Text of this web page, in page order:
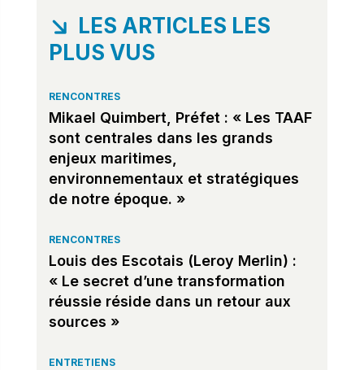
LES ARTICLES LES
PLUS VUS
RENCONTRES
Mikael Quimbert, Préfet : « Les TAAF
sont centrales dans les grands
enjeux maritimes,
environnementaux et stratégiques
de notre époque. »
RENCONTRES
Louis des Escotais (Leroy Merlin) :
« Le secret d’une transformation
réussie réside dans un retour aux
sources »
ENTRETIENS